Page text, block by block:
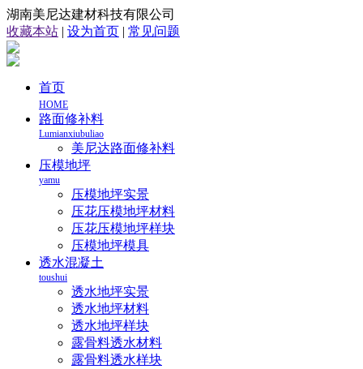
湖南美尼达建材科技有限公司
收藏本站 | 设为首页 | 常见问题
首页
HOME
路面修补料
Lumianxiubuliao
美尼达路面修补料
压模地坪
yamu
压模地坪实景
压花压模地坪材料
压花压模地坪样块
压模地坪模具
透水混凝土
toushui
透水地坪实景
透水地坪材料
透水地坪样块
露骨料透水材料
露骨料透水样块